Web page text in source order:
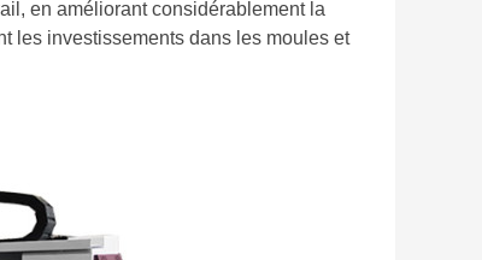
en améliorant considérablement la
les investissements dans les moules et